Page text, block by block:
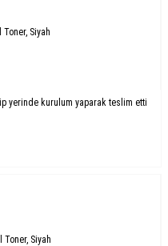
Toner, Siyah
yerinde kurulum yaparak teslim etti
Toner, Siyah